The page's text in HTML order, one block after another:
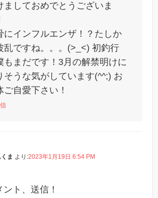
ましておめでとうございま
にインフルエンザ！？たしか
乱ですね。。。(>_<) 初釣行
もまだです！3月の解禁明けに
そうな気がしています(^^;) お
ご自愛下さい！
ま より:2023年1月19日 6:54 PM
ト、送信！